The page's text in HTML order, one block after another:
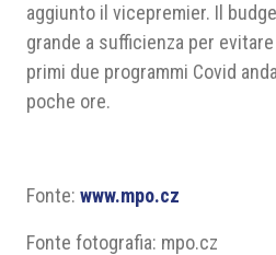
aggiunto il vicepremier. Il
grande a sufficienza per
primi due programmi Covid
poche ore.
Fonte: www.mpo.cz
Fonte fotografia: mpo.cz